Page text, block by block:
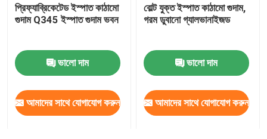
প্রিফ্যাব্রিকেটেড ইস্পাত কাঠামো
গুদাম Q345 ইস্পাত গুদাম ভবন
ভালো দাম
আমাদের সাথে যোগাযোগ করুন
বোল্ট যুক্ত ইস্পাত কাঠামো গুদাম,
গরম ডুবানো গ্যালভানাইজড
ভালো দাম
আমাদের সাথে যোগাযোগ করুন